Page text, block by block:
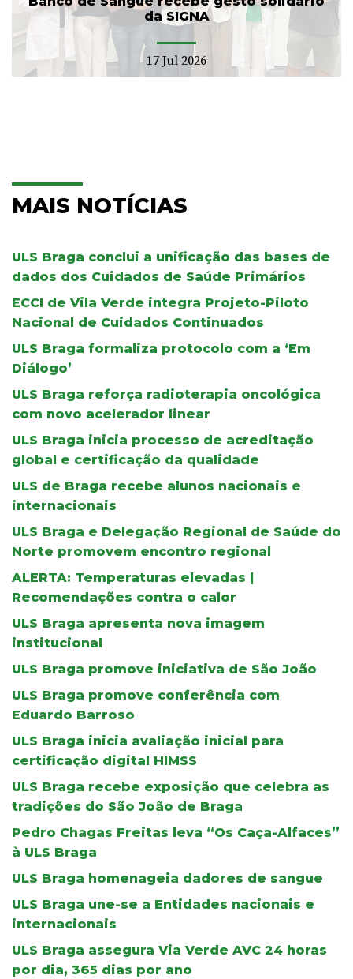
da SIGNA
17 Jul 2026
MAIS NOTÍCIAS
ULS Braga conclui a unificação das bases de
dados dos Cuidados de Saúde Primários
ECCI de Vila Verde integra Projeto-Piloto
Nacional de Cuidados Continuados
ULS Braga formaliza protocolo com a ‘Em
Diálogo’
ULS Braga reforça radioterapia oncológica
com novo acelerador linear
ULS Braga inicia processo de acreditação
global e certificação da qualidade
ULS de Braga recebe alunos nacionais e
internacionais
ULS Braga e Delegação Regional de Saúde do
Norte promovem encontro regional
ALERTA: Temperaturas elevadas |
Recomendações contra o calor
ULS Braga apresenta nova imagem
institucional
ULS Braga promove iniciativa de São João
ULS Braga promove conferência com
Eduardo Barroso
ULS Braga inicia avaliação inicial para
certificação digital HIMSS
ULS Braga recebe exposição que celebra as
tradições do São João de Braga
Pedro Chagas Freitas leva “Os Caça-Alfaces”
à ULS Braga
ULS Braga homenageia dadores de sangue
ULS Braga une-se a Entidades nacionais e
internacionais
ULS Braga assegura Via Verde AVC 24 horas
por dia, 365 dias por ano